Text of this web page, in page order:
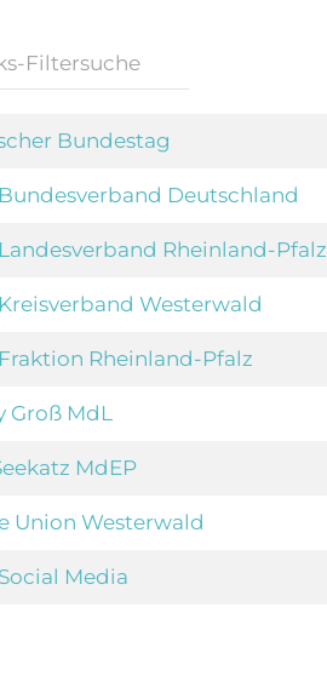
Bundestag
Deutschland
Rheinland-Pfalz
Westerwald
Rheinland-Pfalz
Groß MdL
MdEP
Union Westerwald
Media